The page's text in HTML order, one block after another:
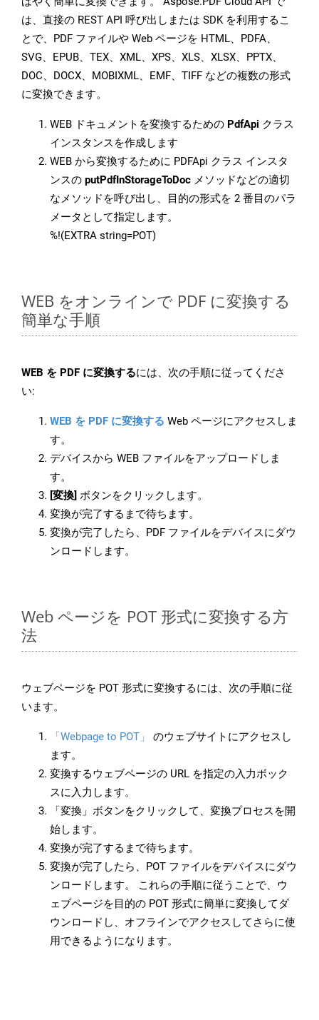
は、直接の REST API 呼び出しまたは SDK を利用するこ
とで、PDF ファイルや Web ページを HTML、PDFA、
SVG、EPUB、TEX、XML、XPS、XLS、XLSX、PPTX、
DOC、DOCX、MOBIXML、EMF、TIFF などの複数の形式
に変換できます。
WEB ドキュメントを変換するための PdfApi クラス
インスタンスを作成します
WEB から変換するために PDFApi クラス インスタ
ンスの putPdfInStorageToDoc メソッドなどの適切
なメソッドを呼び出し、目的の形式を 2 番目のパラ
メータとして指定します。
%!(EXTRA string=POT)
WEB をオンラインで PDF に変換する
簡単な手順
WEB を PDF に変換するには、次の手順に従ってくださ
い:
WEB を PDF に変換する Web ページにアクセスしま
す。
デバイスから WEB ファイルをアップロードしま
す。
[変換] ボタンをクリックします。
変換が完了するまで待ちます。
変換が完了したら、PDF ファイルをデバイスにダウ
ンロードします。
Web ページを POT 形式に変換する方
法
ウェブページを POT 形式に変換するには、次の手順に従
います。
「Webpage to POT」
のウェブサイトにアクセスし
ます。
変換するウェブページの URL を指定の入力ボック
スに入力します。
「変換」ボタンをクリックして、変換プロセスを開
始します。
変換が完了するまで待ちます。
変換が完了したら、POT ファイルをデバイスにダウ
ンロードします。 これらの手順に従うことで、ウ
ェブページを目的の POT 形式に簡単に変換してダ
ウンロードし、オフラインでアクセスしてさらに使
用できるようになります。